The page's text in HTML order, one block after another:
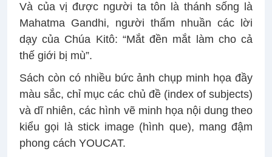
Và của vị được người ta tôn là thánh sống là
Mahatma Gandhi, người thấm nhuần các lời
dạy của Chúa Kitô: “Mắt đền mắt làm cho cả
thế giới bị mù”.
Sách còn có nhiều bức ảnh chụp minh họa đầy
màu sắc, chỉ mục các chủ đề (index of subjects)
và dĩ nhiên, các hình vẽ minh họa nội dung theo
kiểu gọi là stick image (hình que), mang đậm
phong cách YOUCAT.